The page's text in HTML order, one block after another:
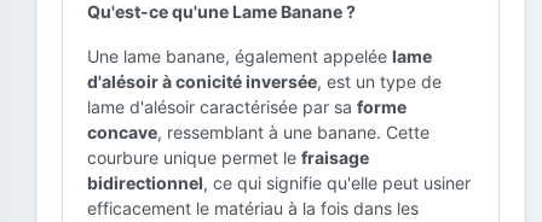
Qu'est-ce qu'une Lame Banane ?
Une lame banane, également appelée lame
d'alésoir à conicité inversée, est un type de
lame d'alésoir caractérisée par sa forme
concave, ressemblant à une banane. Cette
courbure unique permet le fraisage
bidirectionnel, ce qui signifie qu'elle peut usiner
efficacement le matériau à la fois dans les